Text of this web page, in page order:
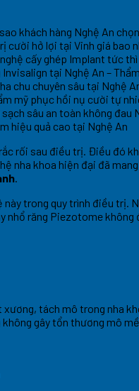
khách hàng Nghệ An
cười hở lợi tại Vinh giá bao
cấy ghép Implant tức
tại Nghệ An –
chu chuyên sâu tại Nghệ
mỹ phục hồi nụ cười tự
sâu an toàn không đau
hiệu quả cao tại Nghệ An
rối sau điều trị. Điều đó
nha khoa hiện đại đã
.
trong quy trình điều trị.
nhổ răng Piezotome
tách mô trong nha
gây tổn thương mô